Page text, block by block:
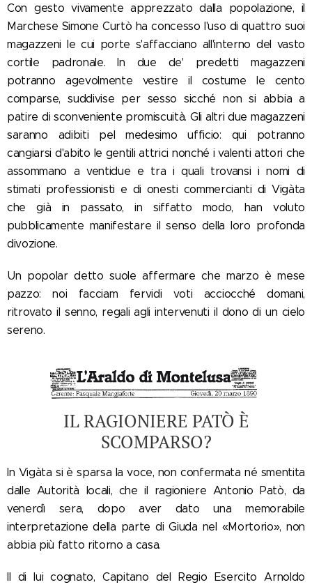
Con gesto vivamente apprezzato dalla popolazione, il
Marchese Simone Curtò ha concesso l'uso di quattro suoi
magazzeni le cui porte s'affacciano all'interno del vasto
cortile padronale. In due de' predetti magazzeni
potranno agevolmente vestire il costume le cento
comparse, suddivise per sesso sicché non si abbia a
patire di sconveniente promiscuità. Gli altri due magazzeni
saranno adibiti pel medesimo ufficio: qui potranno
cangiarsi d'abito le gentili attrici nonché i valenti attori che
assommano a ventidue e tra i quali trovansi i nomi di
stimati professionisti e di onesti commercianti di Vigàta
che già in passato, in siffatto modo, han voluto
pubblicamente manifestare il senso della loro profonda
divozione.
Un popolar detto suole affermare che marzo è mese
pazzo: noi facciam fervidi voti acciocché domani,
ritrovato il senno, regali agli intervenuti il dono di un cielo
sereno.
IL RAGIONIERE PATÒ È
SCOMPARSO?
In Vigàta si è sparsa la voce, non confermata né smentita
dalle Autorità locali, che il ragioniere Antonio Patò, da
venerdì sera, dopo aver dato una memorabile
interpretazione della parte di Giuda nel «Mortorio», non
abbia più fatto ritorno a casa.
Il di lui cognato, Capitano del Regio Esercito Arnoldo